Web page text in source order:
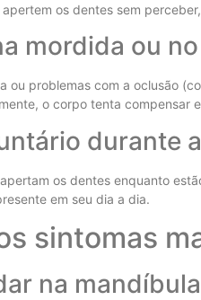
os dentes sem
mordida ou
ou problemas com a oclusão
o corpo tenta compensar
durante
os dentes enquanto
em seu dia a dia.
sintomas
na